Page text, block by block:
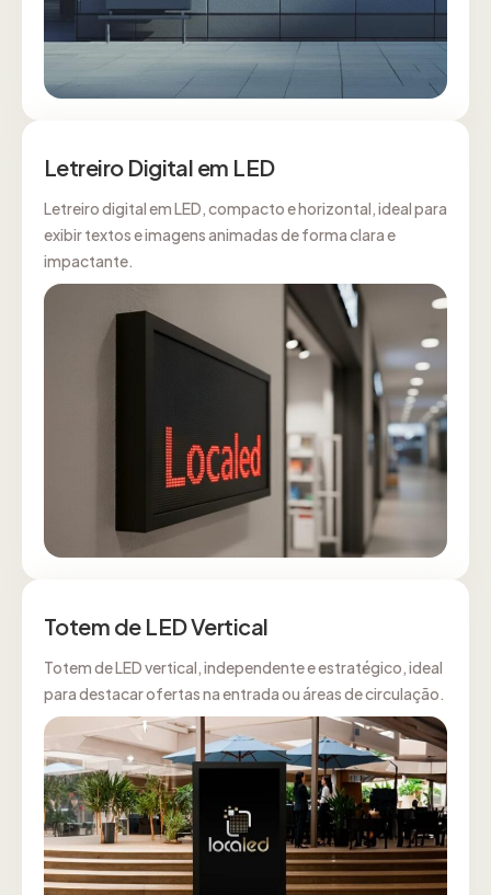
Letreiro Digital em LED
Letreiro digital em LED, compacto e horizontal, ideal para
exibir textos e imagens animadas de forma clara e
impactante.
Totem de LED Vertical
Totem de LED vertical, independente e estratégico, ideal
para destacar ofertas na entrada ou áreas de circulação.